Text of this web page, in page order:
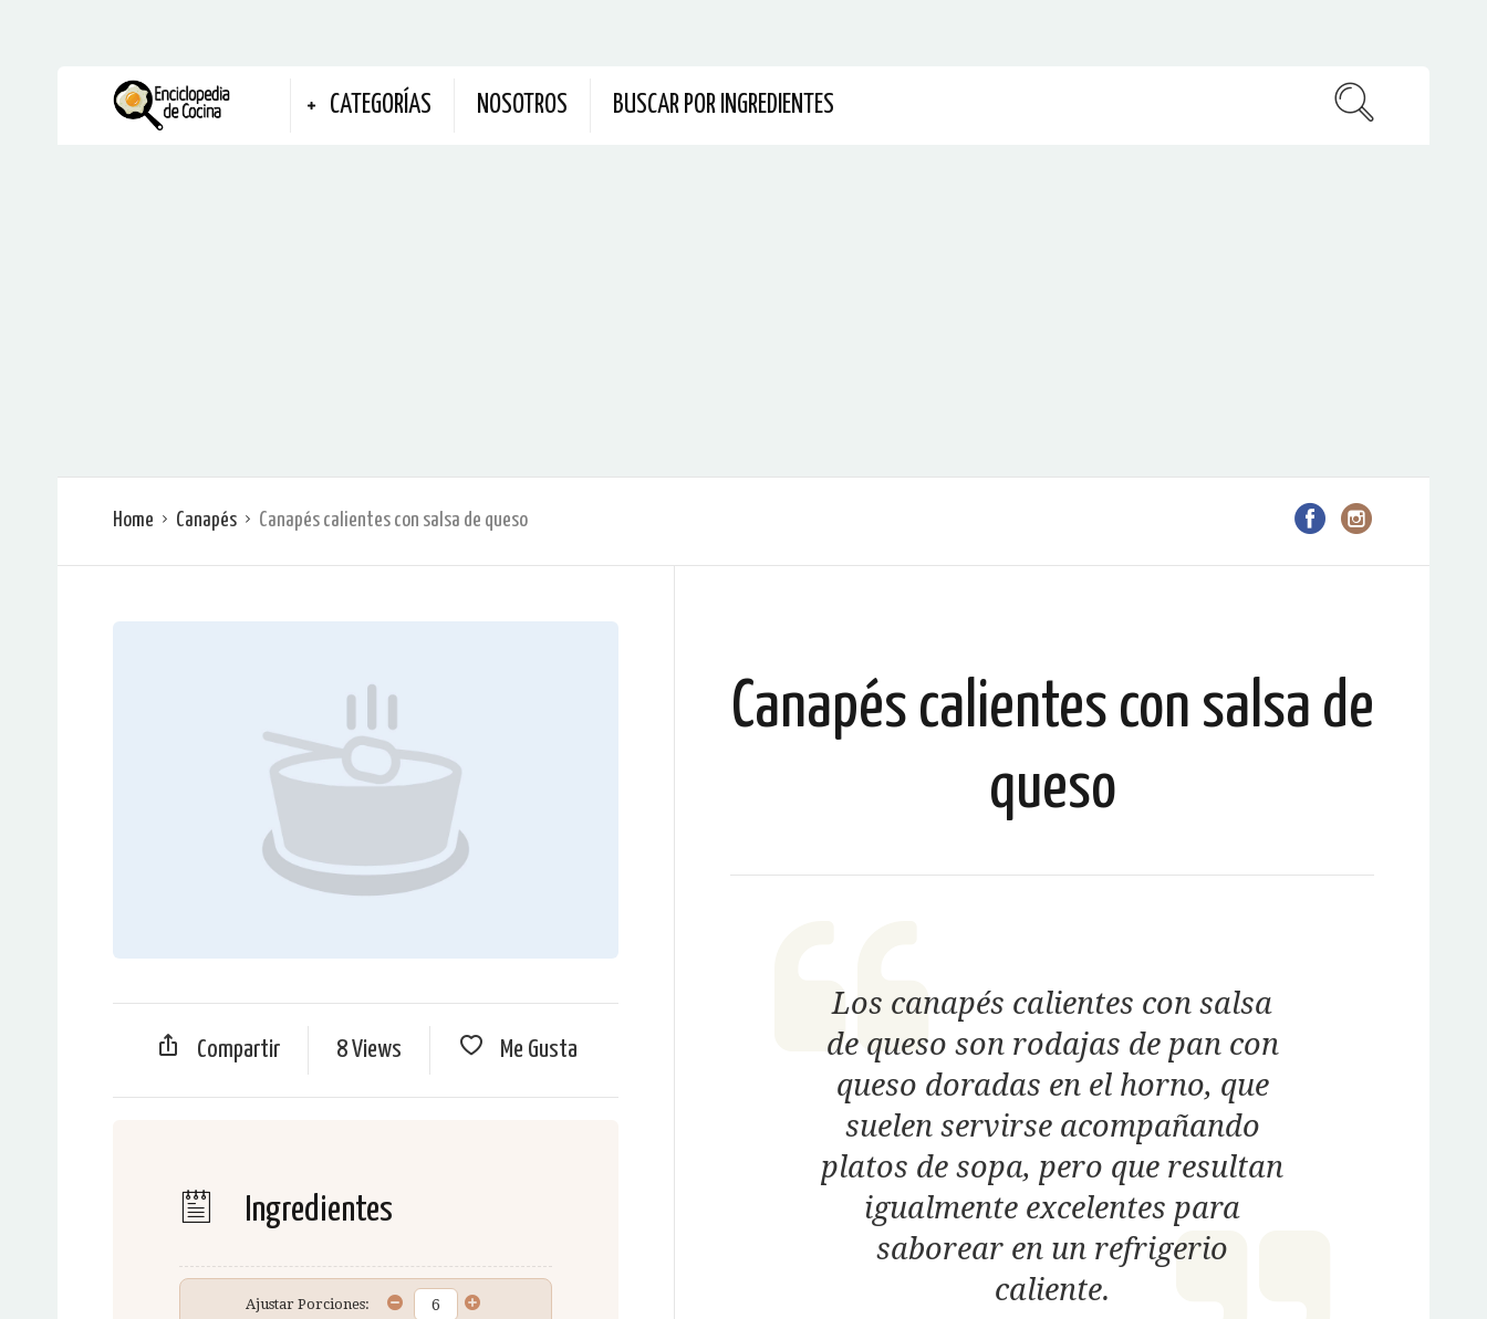
CATEGORÍAS NOSOTROS BUSCAR POR INGREDIENTES
Home Canapés Canapés calientes con salsa de queso
Compartir 8 Views Me Gusta
Ingredientes
Ajustar Porciones:
Canapés calientes con salsa de
queso
Los canapés calientes con salsa
de queso son rodajas de pan con
queso doradas en el horno, que
suelen servirse acompañando
platos de sopa, pero que resultan
igualmente excelentes para
saborear en un refrigerio
caliente.